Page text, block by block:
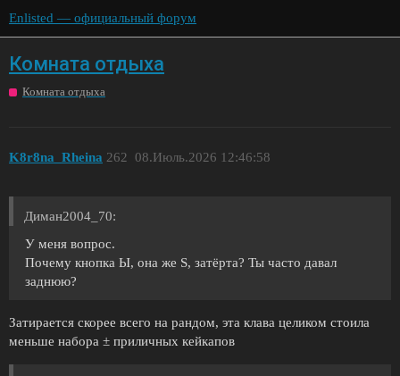
Enlisted — официальный форум
Комната отдыха
Комната отдыха
K8r8na_Rheina 08.Июль.2026 12:46:58
262
Диман2004_70:
У меня вопрос.
Почему кнопка Ы, она же S, затёрта? Ты часто давал
заднюю?
Затирается скорее всего на рандом, эта клава целиком стоила
меньше набора ± приличных кейкапов